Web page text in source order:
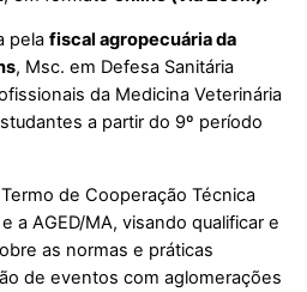
pela fiscal agropecuária da
, Msc. em Defesa Sanitária
da Medicina Veterinária
a partir do 9º período
de Cooperação Técnica
a AGED/MA, visando qualificar e
as normas e práticas
de eventos com aglomerações